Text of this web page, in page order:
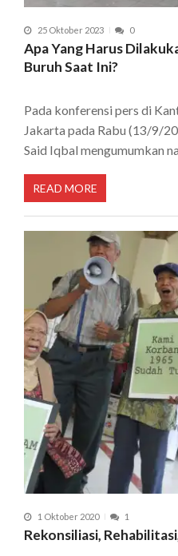
25 Oktober 2023 0
Apa Yang Harus
Buruh Saat Ini?
Pada konferensi pers di
Jakarta pada Rabu (13/9/
Said Iqbal mengumumkan
READ MORE
1 Oktober 2020 1
Rekonsiliasi,